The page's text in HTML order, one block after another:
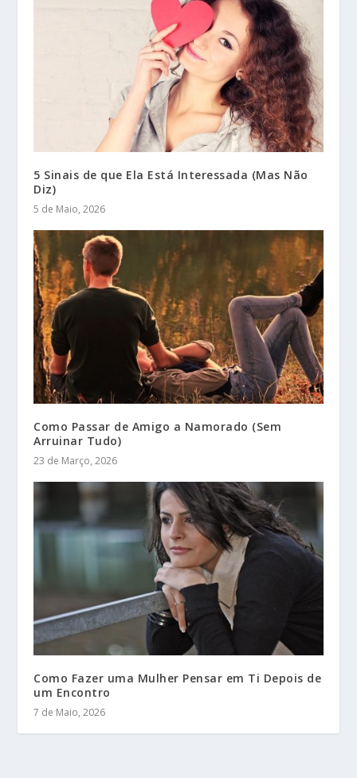
5 Sinais de que Ela Está Interessada (Mas Não
Diz)
5 de Maio, 2026
Como Passar de Amigo a Namorado (Sem
Arruinar Tudo)
23 de Março, 2026
Como Fazer uma Mulher Pensar em Ti Depois de
um Encontro
7 de Maio, 2026